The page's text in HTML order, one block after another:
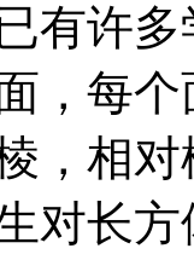
有许
，每
，相
对长